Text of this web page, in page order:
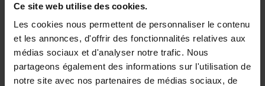
Ce site web utilise des cookies.
Les cookies nous permettent de personnaliser le contenu
et les annonces, d'offrir des fonctionnalités relatives aux
médias sociaux et d'analyser notre trafic. Nous
partageons également des informations sur l'utilisation de
notre site avec nos partenaires de médias sociaux, de
Combiné
Afrique du sud
Mozambique
Envie de bush et aussi de
L'essentiel de
l'Afrique du Sud
et les chutes
Victoria